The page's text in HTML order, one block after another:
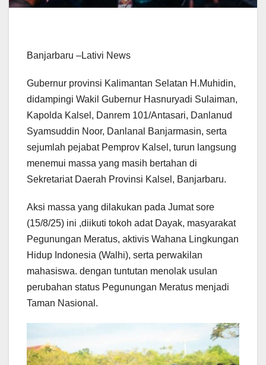
Banjarbaru –Lativi News
Gubernur provinsi Kalimantan Selatan H.Muhidin,
didampingi Wakil Gubernur Hasnuryadi Sulaiman,
Kapolda Kalsel, Danrem 101/Antasari, Danlanud
Syamsuddin Noor, Danlanal Banjarmasin, serta
sejumlah pejabat Pemprov Kalsel, turun langsung
menemui massa yang masih bertahan di
Sekretariat Daerah Provinsi Kalsel, Banjarbaru.
Aksi massa yang dilakukan pada Jumat sore
(15/8/25) ini ,diikuti tokoh adat Dayak, masyarakat
Pegunungan Meratus, aktivis Wahana Lingkungan
Hidup Indonesia (Walhi), serta perwakilan
mahasiswa. dengan tuntutan menolak usulan
perubahan status Pegunungan Meratus menjadi
Taman Nasional.